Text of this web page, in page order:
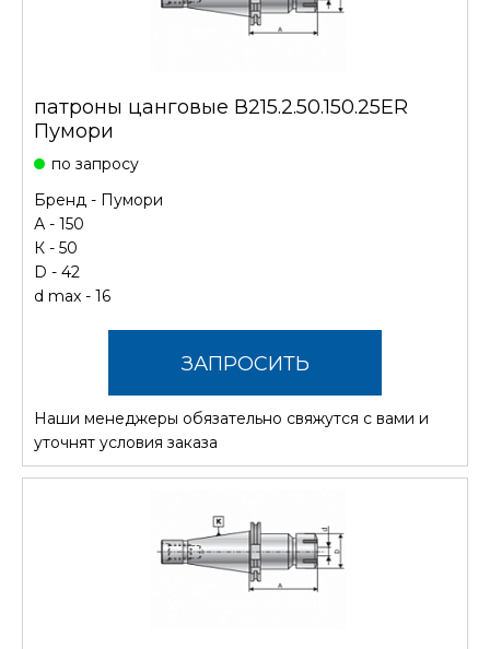
патроны цанговые В215.2.50.150.25ER
Пумори
по запросу
Бренд - Пумори
А - 150
К - 50
D - 42
d max - 16
ЗАПРОСИТЬ
СТОИМОСТЬ
Наши менеджеры обязательно свяжутся с вами и
уточнят условия заказа